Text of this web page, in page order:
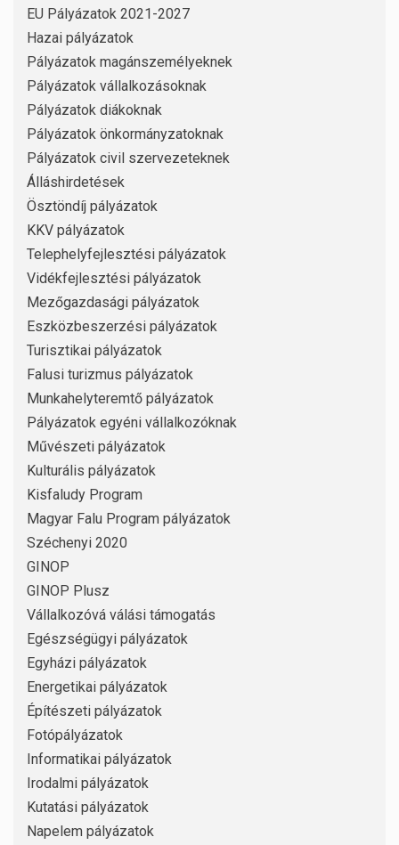
EU Pályázatok 2021-2027
Hazai pályázatok
Pályázatok magánszemélyeknek
Pályázatok vállalkozásoknak
Pályázatok diákoknak
Pályázatok önkormányzatoknak
Pályázatok civil szervezeteknek
Álláshirdetések
Ösztöndíj pályázatok
KKV pályázatok
Telephelyfejlesztési pályázatok
Vidékfejlesztési pályázatok
Mezőgazdasági pályázatok
Eszközbeszerzési pályázatok
Turisztikai pályázatok
Falusi turizmus pályázatok
Munkahelyteremtő pályázatok
Pályázatok egyéni vállalkozóknak
Művészeti pályázatok
Kulturális pályázatok
Kisfaludy Program
Magyar Falu Program pályázatok
Széchenyi 2020
GINOP
GINOP Plusz
Vállalkozóvá válási támogatás
Egészségügyi pályázatok
Egyházi pályázatok
Energetikai pályázatok
Építészeti pályázatok
Fotópályázatok
Informatikai pályázatok
Irodalmi pályázatok
Kutatási pályázatok
Napelem pályázatok